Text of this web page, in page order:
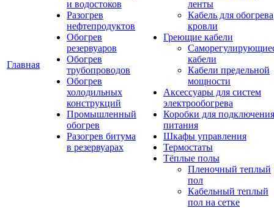
Главная
и водостоков
Разогрев
нефтепродуктов
Обогрев
резервуаров
Обогрев
трубопроводов
Обогрев
холодильных
конструкций
Промышленный
обогрев
Разогрев битума
в резервуарах
ленты
Кабель для обогрева
кровли
Греющие кабели
кабели
Кабели предельной
мощности
Аксессуары для систем
электрообогрева
Коробки для подключения
питания
Шкафы управления
Термостаты
Тёплые полы
Пленочный теплый
пол
Кабельный теплый
пол на сетке